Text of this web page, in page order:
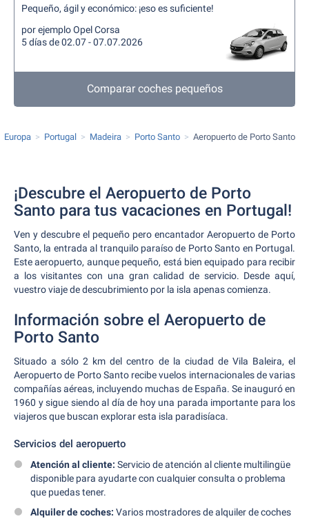
Pequeño, ágil y económico: ¡eso es suficiente!
por ejemplo Opel Corsa
5 días de 02.07 - 07.07.2026
Comparar coches pequeños
Europa Portugal Madeira Porto Santo Aeropuerto de Porto Santo
¡Descubre el Aeropuerto de Porto
Santo para tus vacaciones en Portugal!
Ven y descubre el pequeño pero encantador Aeropuerto de Porto
Santo, la entrada al tranquilo paraíso de Porto Santo en Portugal.
Este aeropuerto, aunque pequeño, está bien equipado para recibir
a los visitantes con una gran calidad de servicio. Desde aquí,
vuestro viaje de descubrimiento por la isla apenas comienza.
Información sobre el Aeropuerto de
Porto Santo
Situado a sólo 2 km del centro de la ciudad de Vila Baleira, el
Aeropuerto de Porto Santo recibe vuelos internacionales de varias
compañías aéreas, incluyendo muchas de España. Se inauguró en
1960 y sigue siendo al día de hoy una parada importante para los
viajeros que buscan explorar esta isla paradisíaca.
Servicios del aeropuerto
Atención al cliente: Servicio de atención al cliente multilingüe
disponible para ayudarte con cualquier consulta o problema
que puedas tener.
Alquiler de coches: Varios mostradores de alquiler de coches